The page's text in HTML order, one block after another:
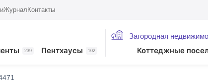
Журнал Контакты
239 Пентхаусы 102
Загородная
Коттеджные